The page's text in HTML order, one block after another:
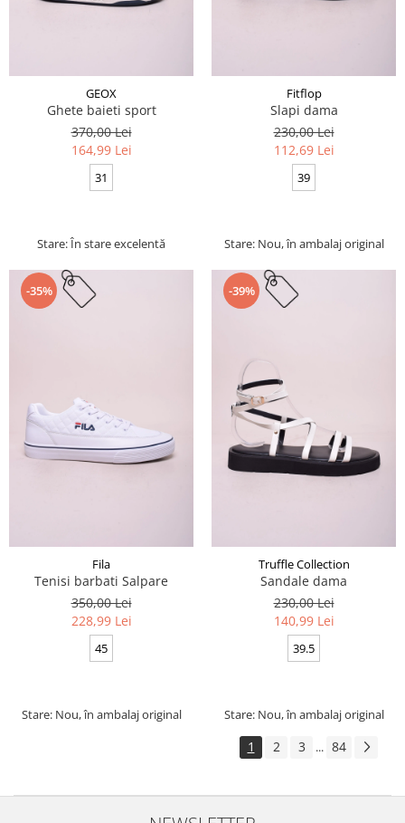
GEOX
Ghete baieti sport
370,00 Lei
164,99 Lei
31
Stare: În stare excelentă
Fitflop
Slapi dama
230,00 Lei
112,69 Lei
39
Stare: Nou, în ambalaj original
-35%
Fila
Tenisi barbati Salpare
350,00 Lei
228,99 Lei
45
Stare: Nou, în ambalaj original
-39%
Truffle Collection
Sandale dama
230,00 Lei
140,99 Lei
39.5
Stare: Nou, în ambalaj original
1 2 3 ... 84